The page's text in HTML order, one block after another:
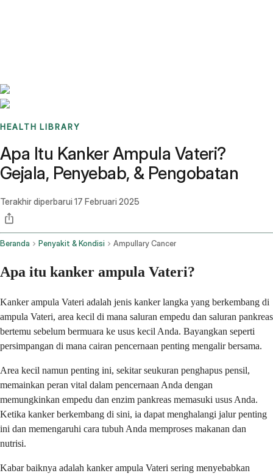
HEALTH LIBRARY
Apa Itu Kanker Ampula Vateri?
Gejala, Penyebab, & Pengobatan
Terakhir diperbarui 17 Februari 2025
Beranda Penyakit & Kondisi Ampullary Cancer
Apa itu kanker ampula Vateri?
Kanker ampula Vateri adalah jenis kanker langka yang berkembang di
ampula Vateri, area kecil di mana saluran empedu dan saluran pankreas
bertemu sebelum bermuara ke usus kecil Anda. Bayangkan seperti
persimpangan di mana cairan pencernaan penting mengalir bersama.
Area kecil namun penting ini, sekitar seukuran penghapus pensil,
memainkan peran vital dalam pencernaan Anda dengan
memungkinkan empedu dan enzim pankreas memasuki usus Anda.
Ketika kanker berkembang di sini, ia dapat menghalangi jalur penting
ini dan memengaruhi cara tubuh Anda memproses makanan dan
nutrisi.
Kabar baiknya adalah kanker ampula Vateri sering menyebabkan